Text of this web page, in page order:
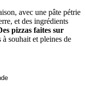
avec une pâte pétrie
et des ingrédients
pizzas faites sur
à souhait et pleines de